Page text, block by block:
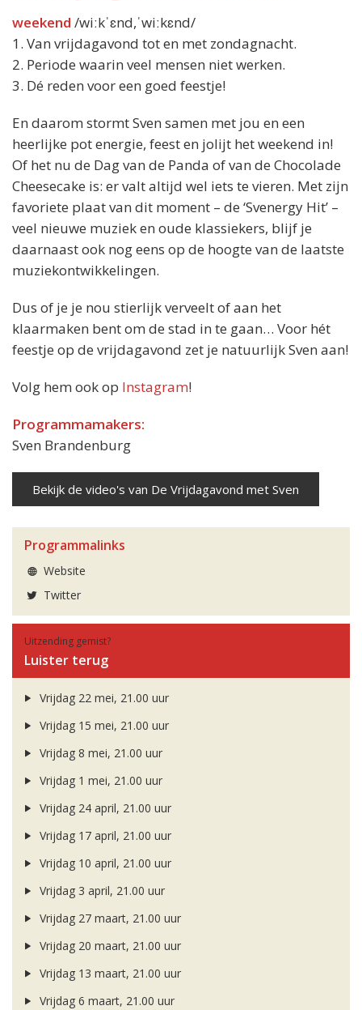
weekend /wiːkˈɛnd,ˈwiːkɛnd/
1. Van vrijdagavond tot en met zondagnacht.
2. Periode waarin veel mensen niet werken.
3. Dé reden voor een goed feestje!
En daarom stormt Sven samen met jou en een
heerlijke pot energie, feest en jolijt het weekend in!
Of het nu de Dag van de Panda of van de Chocolade
Cheesecake is: er valt altijd wel iets te vieren. Met zijn
favoriete plaat van dit moment – de ‘Svenergy Hit’ –
veel nieuwe muziek en oude klassiekers, blijf je
daarnaast ook nog eens op de hoogte van de laatste
muziekontwikkelingen.
Dus of je je nou stierlijk verveelt of aan het
klaarmaken bent om de stad in te gaan… Voor hét
feestje op de vrijdagavond zet je natuurlijk Sven aan!
Volg hem ook op Instagram!
Programmamakers:
Sven Brandenburg
Bekijk de video's van De Vrijdagavond met Sven
Programmalinks
Website
Twitter
Uitzending gemist?
Luister terug
Vrijdag 22 mei, 21.00 uur
Vrijdag 15 mei, 21.00 uur
Vrijdag 8 mei, 21.00 uur
Vrijdag 1 mei, 21.00 uur
Vrijdag 24 april, 21.00 uur
Vrijdag 17 april, 21.00 uur
Vrijdag 10 april, 21.00 uur
Vrijdag 3 april, 21.00 uur
Vrijdag 27 maart, 21.00 uur
Vrijdag 20 maart, 21.00 uur
Vrijdag 13 maart, 21.00 uur
Vrijdag 6 maart, 21.00 uur